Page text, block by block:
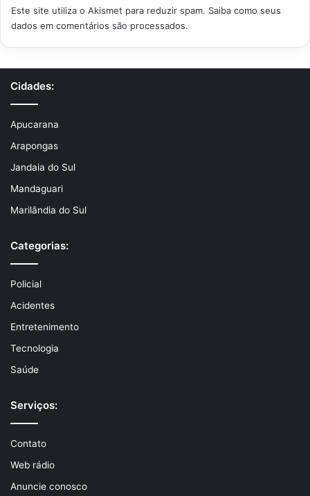
Este site utiliza o Akismet para reduzir spam. Saiba como seus
dados em comentários são processados.
Cidades:
Apucarana
Arapongas
Jandaia do Sul
Mandaguari
Marilândia do Sul
Categorias:
Policial
Acidentes
Entretenimento
Tecnologia
Saúde
Serviços:
Contato
Web rádio
Anuncie conosco